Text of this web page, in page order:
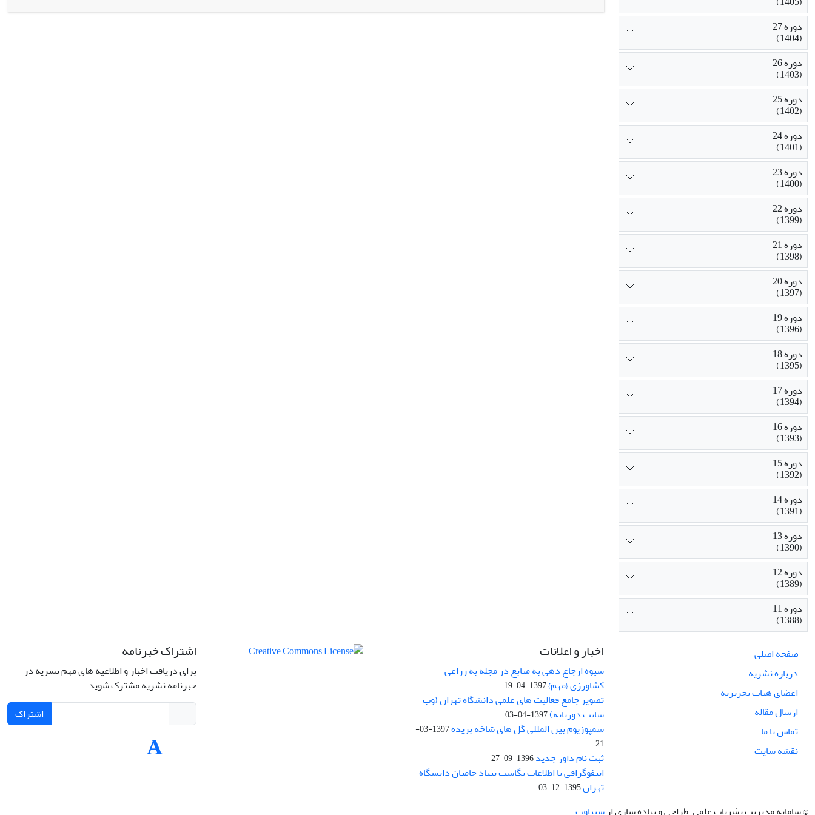
بنابراین می‌توان چنین نتیجه گرفت که کاربرد 20 تن بایوچار به‌همراه با 75 و 100 درصد نیتروژن توصیه‌شده توانسته کاهش عملکرد ناشی از کاهش مصرف آب
دوره 27
(1404)
دوره 26
(1403)
دوره 25
(1402)
دوره 24
(1401)
دوره 23
(1400)
دوره 22
(1399)
دوره 21
(1398)
دوره 20
(1397)
دوره 19
(1396)
دوره 18
(1395)
دوره 17
(1394)
دوره 16
(1393)
دوره 15
(1392)
دوره 14
(1391)
دوره 13
(1390)
دوره 12
(1389)
دوره 11
(1388)
صفحه اصلی
درباره نشریه
اعضای هیات تحریریه
ارسال مقاله
تماس با ما
نقشه سایت
اخبار و اعلانات
شیوه ارجاع دهی به منابع در مجله به زراعی
کشاورزی {مهم}1397-04-19
تصویر جامع فعالیت های علمی دانشگاه تهران (وب
سایت دوزبانه)1397-04-03
سمپوزیوم بین المللی گل های شاخه بریده
1397-03-
21
ثبت نام داور جدید1396-09-27
اینفوگرافی یا اطلاعات نگاشت بنیاد حامیان دانشگاه
تهران1395-12-03
اشتراک خبرنامه
برای دریافت اخبار و اطلاعیه های مهم نشریه در
خبرنامه نشریه مشترک شوید.
اشتراک
© سامانه مدیریت نشریات علمی.طراحی و پیاده سازی از سیناوب